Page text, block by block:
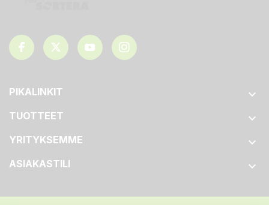
PIKALINKIT 
TUOTTEET 
YRITYKSEMME 
ASIAKASTILI 